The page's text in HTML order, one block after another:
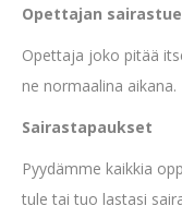
Opettajan
Opettaja joko pitää
ne normaalina aikana.
Sairastapaukset
Pyydämme kaikkia
tule tai tuo lastasi